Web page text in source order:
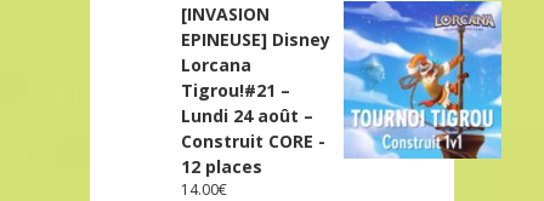
[INVASION
EPINEUSE] Disney
Lorcana
Tigrou!#21 –
Lundi 24 août –
Construit CORE -
12 places
14.00€